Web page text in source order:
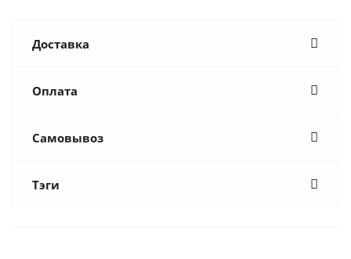
Доставка
Оплата
Самовывоз
Тэги